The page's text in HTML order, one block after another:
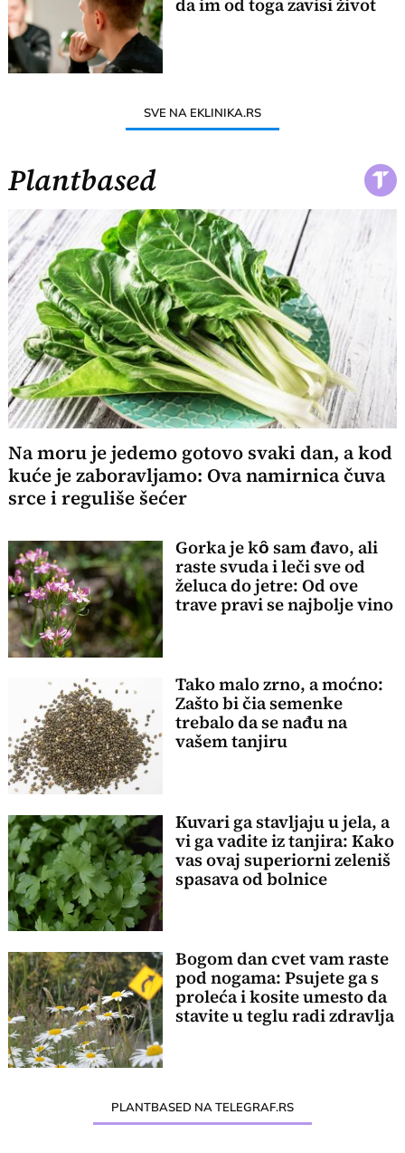
da im od toga zavisi život
SVE NA EKLINIKA.RS
Plantbased
Na moru je jedemo gotovo svaki dan, a kod
kuće je zaboravljamo: Ova namirnica čuva
srce i reguliše šećer
Gorka je kȏ sam đavo, ali
raste svuda i leči sve od
želuca do jetre: Od ove
trave pravi se najbolje vino
Tako malo zrno, a moćno:
Zašto bi čia semenke
trebalo da se nađu na
vašem tanjiru
Kuvari ga stavljaju u jela, a
vi ga vadite iz tanjira: Kako
vas ovaj superiorni zeleniš
spasava od bolnice
Bogom dan cvet vam raste
pod nogama: Psujete ga s
proleća i kosite umesto da
stavite u teglu radi zdravlja
PLANTBASED NA TELEGRAF.RS